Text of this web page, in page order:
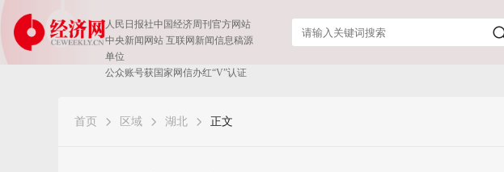
人民日报社中国经济周刊官方网站
中央新闻网站 互联网新闻信息稿源
单位
公众账号获国家网信办红“V”认证
首页 区域 湖北 正文